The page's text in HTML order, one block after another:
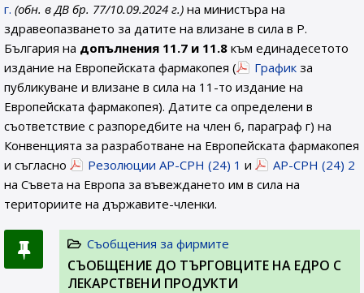
г. (обн. в ДВ бр. 77/10.09.2024 г.) на министъра на
здравеопазването за датите на влизане в сила в Р.
България на допълнения 11.7 и 11.8 към единадесетото
издание на Европейската фармакопея (
График за
публикуване и влизане в сила на 11-то издание на
Европейската фармакопея). Датите са определени в
съответствие с разпоредбите на член 6, параграф г) на
Конвенцията за разработване на Европейската фармакопея
и съгласно
Резолюции AP-CPH (24) 1 и
AP-CPH (24) 2
на Съвета на Европа за въвеждането им в сила на
териториите на държавите-членки.
Съобщения за фирмите
СЪОБЩЕНИE ДО ТЪРГОВЦИТЕ НА ЕДРО С
ЛЕКАРСТВЕНИ ПРОДУКТИ